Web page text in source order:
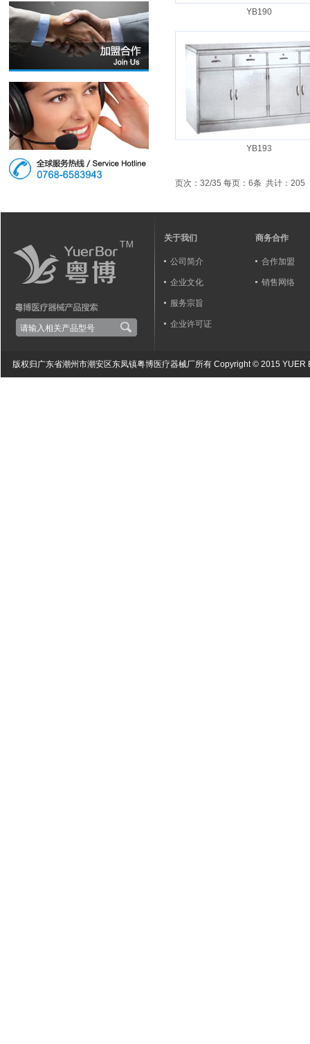
YB190
YB193
页次： 32/35 每页： 6条 共计： 205
关于我们
公司简介
企业文化
服务宗旨
企业许可证
商务合作
合作加盟
销售网络
版权归广东省潮州市潮安区东凤镇粤博医疗器械厂所有 Copyright © 2015